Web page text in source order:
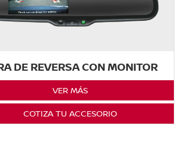
DE REVERSA CON MONITOR
VER MÁS
COTIZA TU ACCESORIO